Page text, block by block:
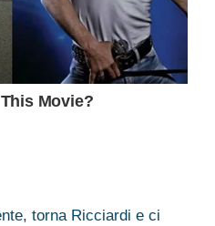
torna Ricciardi e ci